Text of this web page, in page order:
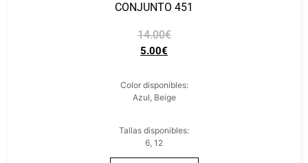
CONJUNTO 451
14.00€
5.00€
Color disponibles:
Azul, Beige
Tallas disponibles:
6, 12